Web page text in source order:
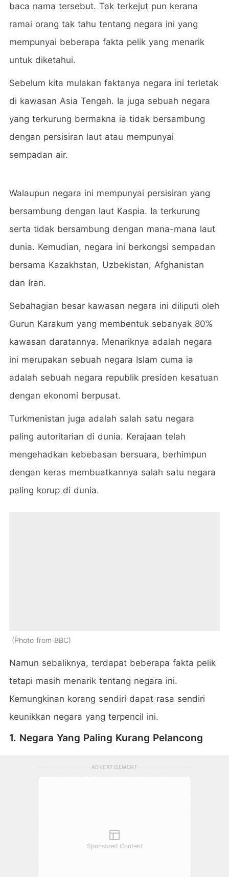
baca nama tersebut. Tak terkejut pun kerana
ramai orang tak tahu tentang negara ini yang
mempunyai beberapa fakta pelik yang menarik
untuk diketahui.
Sebelum kita mulakan faktanya negara ini terletak
di kawasan Asia Tengah. Ia juga sebuah negara
yang terkurung bermakna ia tidak bersambung
dengan persisiran laut atau mempunyai
sempadan air.
Walaupun negara ini mempunyai persisiran yang
bersambung dengan laut Kaspia. Ia terkurung
serta tidak bersambung dengan mana-mana laut
dunia. Kemudian, negara ini berkongsi sempadan
bersama Kazakhstan, Uzbekistan, Afghanistan
dan Iran.
Sebahagian besar kawasan negara ini diliputi oleh
Gurun Karakum yang membentuk sebanyak 80%
kawasan daratannya. Menariknya adalah negara
ini merupakan sebuah negara Islam cuma ia
adalah sebuah negara republik presiden kesatuan
dengan ekonomi berpusat.
Turkmenistan juga adalah salah satu negara
paling autoritarian di dunia. Kerajaan telah
mengehadkan kebebasan bersuara, berhimpun
dengan keras membuatkannya salah satu negara
paling korup di dunia.
Photo from BBC
Namun sebaliknya, terdapat beberapa fakta pelik
tetapi masih menarik tentang negara ini.
Kemungkinan korang sendiri dapat rasa sendiri
keunikkan negara yang terpencil ini.
1. Negara Yang Paling Kurang Pelancong
ADVERTISEMENT
Sponsored Content